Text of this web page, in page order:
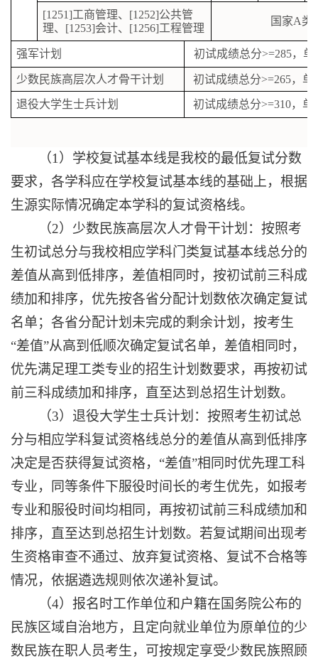
[1251]工商管理、 [1252]公共管
理、 [1253]会计、 [1256]工程管理
国家A类
强军计划 初试成绩总分>=285，单
少数民族高层次人才骨干计划 初试成绩总分>=265，单
退役大学生士兵计划 初试成绩总分>=310，单
（1 ）学校复试基本线是我校的最低复试分数
要求，各学科应在学校复试基本线的基础上，根据
生源实际情况确定本学科的复试资格线。
（2）少数民族高层次人才骨干计划：按照考
生初试总分与我校相应学科门类复试基本线总分的
差值从高到低排序，差值相同时，按初试前三科成
绩加和排序， 优先按各省分配计划数依次确定复试
名单；各省分配计划未完成的剩余计划，按考生
“差值”从高到低顺次确定复试名单，差值相同时，
优先满足理工类专业的招生计划数要求，再按初试
前三科成绩加和排序，直至达到总招生计划数。
（3）退役大学生士兵计划：按照考生初试总
分与相应学科复试资格线总分的差值从高到低排序
决定是否获得复试资格，“差值”相同时优先理工科
专业，同等条件下服役时间长的考生优先，如报考
专业和服役时间均相同，再按初试前三科成绩加和
排序，直至达到总招生计划数。若复试期间出现考
生资格审查不通过、放弃复试资格、复试不合格等
情况，依据遴选规则依次递补复试。
（4）报名时工作单位和户籍在国务院公布的
民族区域自治地方，且定向就业单位为原单位的少
数民族在职人员考生，可按规定享受少数民族照顾